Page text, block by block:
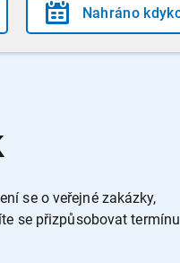
se o veřejné zakázky,
se přizpůsobovat termínu